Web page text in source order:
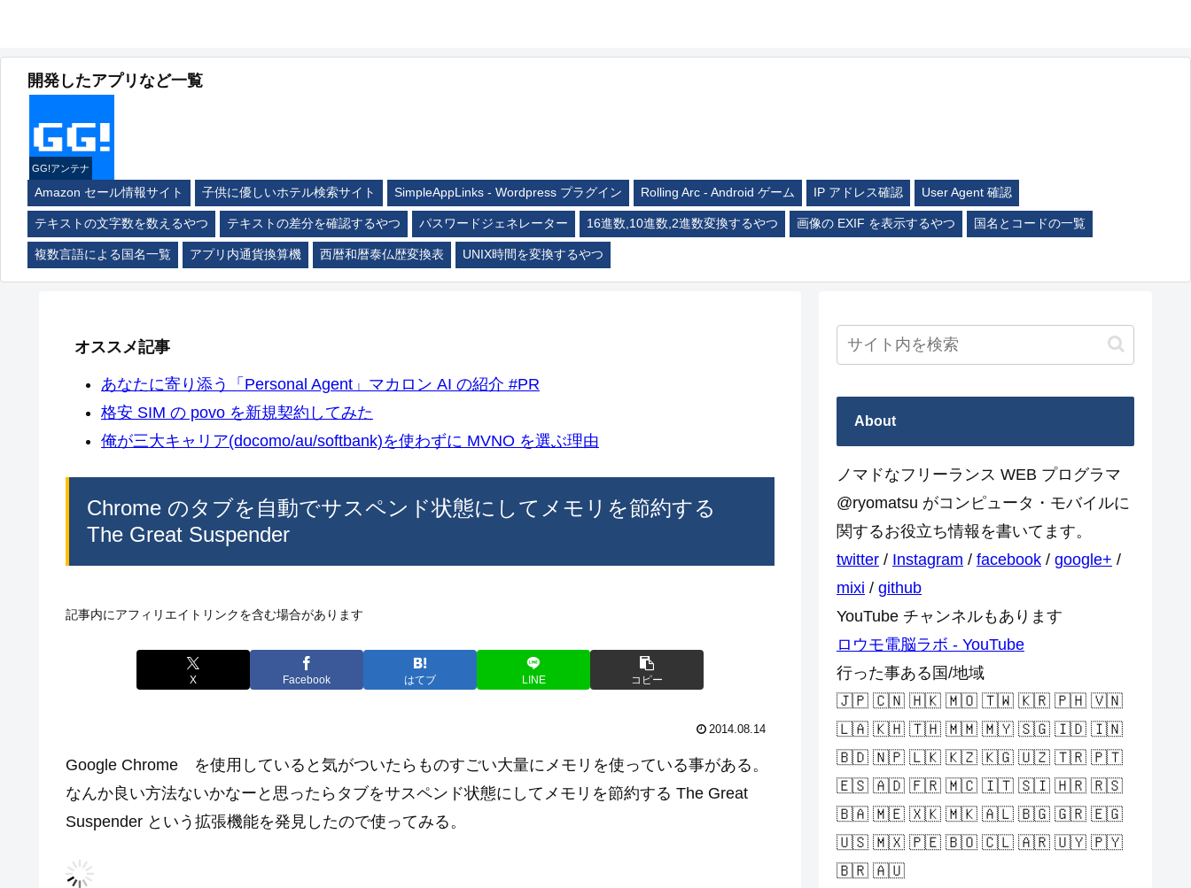
開発したアプリなど一覧
GG!アンテナ
Amazon セール情報サイト 子供に優しいホテル検索サイト SimpleAppLinks - Wordpress プラグイン Rolling Arc - Android ゲーム IP アドレス確認 User Agent 確認
テキストの文字数を数えるやつ テキストの差分を確認するやつ パスワードジェネレーター 16進数,10進数,2進数変換するやつ 画像の EXIF を表示するやつ 国名とコードの一覧
複数言語による国名一覧 アプリ内通貨換算機 西暦和暦泰仏歴変換表 UNIX時間を変換するやつ
オススメ記事
あなたに寄り添う「Personal Agent」マカロン AI の紹介 #PR
格安 SIM の povo を新規契約してみた
俺が三大キャリア(docomo/au/softbank)を使わずに MVNO を選ぶ理由
Chrome のタブを自動でサスペンド状態にしてメモリを節約する
The Great Suspender
記事内にアフィリエイトリンクを含む場合があります
X Facebook はてブ LINE コピー
2014.08.14
Google Chrome を使用していると気がついたらものすごい大量にメモリを使っている事がある。
なんか良い方法ないかなーと思ったらタブをサスペンド状態にしてメモリを節約する The Great
Suspender という拡張機能を発見したので使ってみる。
About
ノマドなフリーランス WEB プログラマ
@ryomatsu がコンピュータ・モバイルに
関するお役立ち情報を書いてます。
twitter / Instagram / facebook / google+ /
mixi / github
YouTube チャンネルもあります
ロウモ電脳ラボ - YouTube
行った事ある国/地域
🇯🇵 🇨🇳 🇭🇰 🇲🇴 🇹🇼 🇰🇷 🇵🇭 🇻🇳
🇱🇦 🇰🇭 🇹🇭 🇲🇲 🇲🇾 🇸🇬 🇮🇩 🇮🇳
🇧🇩 🇳🇵 🇱🇰 🇰🇿 🇰🇬 🇺🇿 🇹🇷 🇵🇹
🇪🇸 🇦🇩 🇫🇷 🇲🇨 🇮🇹 🇸🇮 🇭🇷 🇷🇸
🇧🇦 🇲🇪 🇽🇰 🇲🇰 🇦🇱 🇧🇬 🇬🇷 🇪🇬
🇺🇸 🇲🇽 🇵🇪 🇧🇴 🇨🇱 🇦🇷 🇺🇾 🇵🇾
🇧🇷 🇦🇺